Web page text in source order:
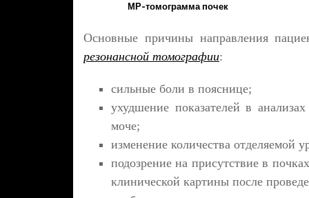
МР-томограмма почек
Основные причины направления
резонансной томографии:
сильные боли в пояснице;
ухудшение показателей в
моче;
изменение количества отделяемой
подозрение на присутствие в
клинической картины после